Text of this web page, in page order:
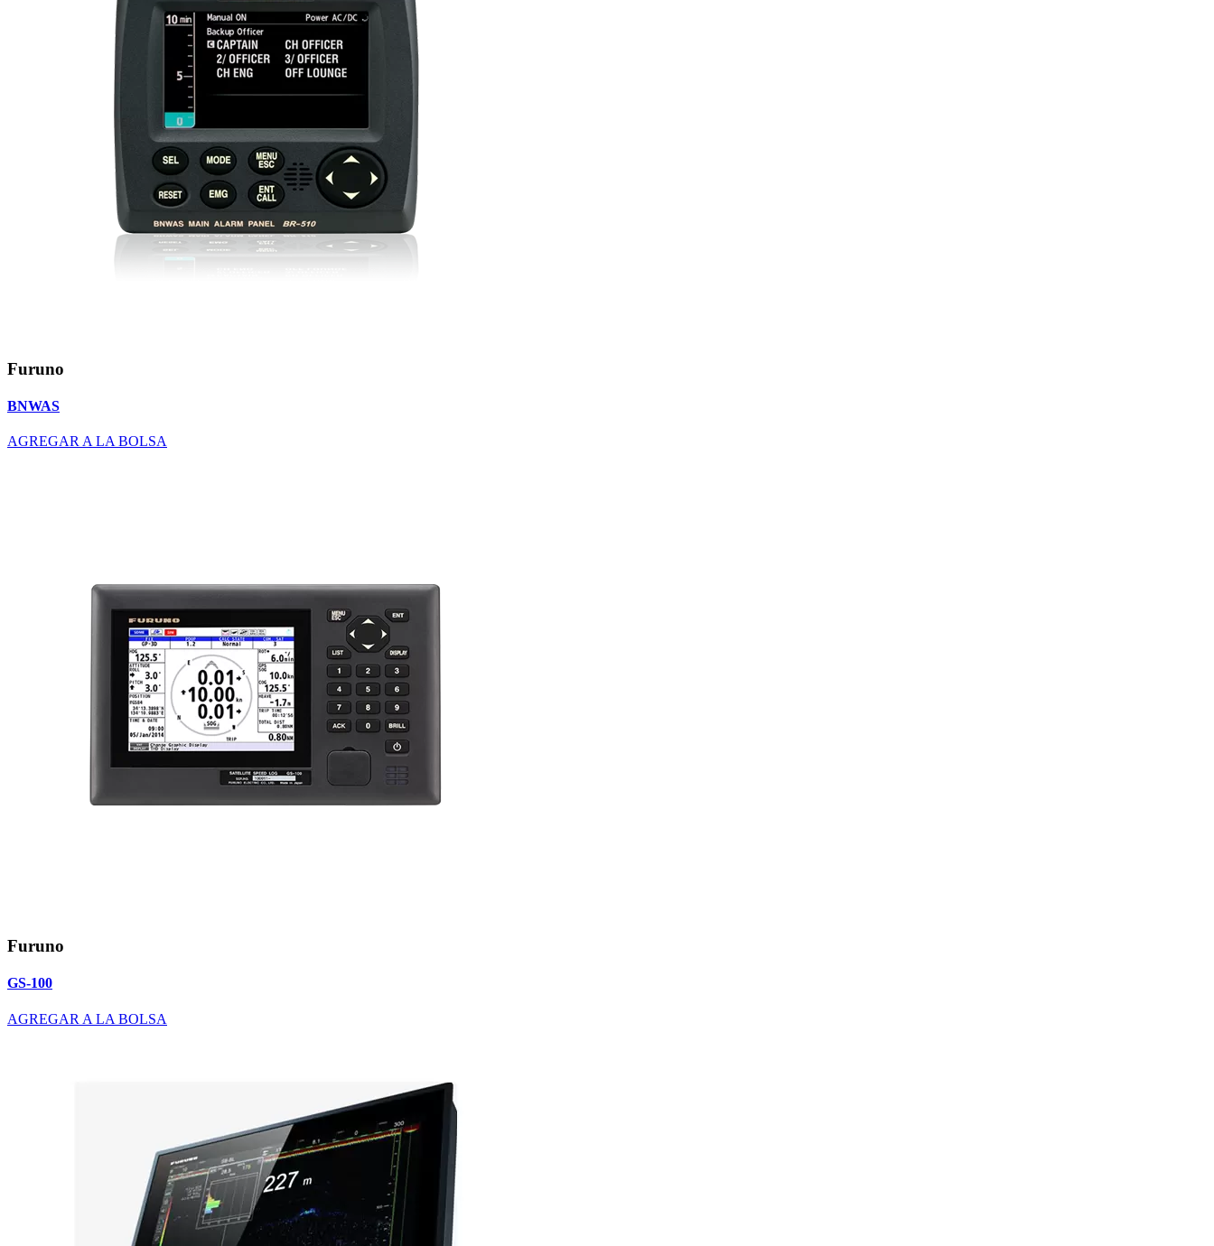
Furuno
BNWAS
AGREGAR A LA BOLSA
Furuno
GS-100
AGREGAR A LA BOLSA